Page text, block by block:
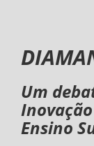
Um
Ensino